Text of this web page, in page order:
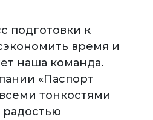
подготовки к
время и
наша команда.
«Паспорт
тонкостями
радостью